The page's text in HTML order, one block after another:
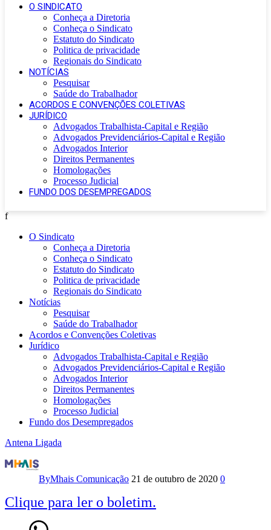
O SINDICATO
Conheça a Diretoria
Conheça o Sindicato
Estatuto do Sindicato
Politica de privacidade
Regionais do Sindicato
NOTÍCIAS
Pesquisar
Saúde do Trabalhador
ACORDOS E CONVENÇÕES COLETIVAS
JURÍDICO
Advogados Trabalhista-Capital e Região
Advogados Previdenciários-Capital e Região
Advogados Interior
Direitos Permanentes
Homologações
Processo Judicial
FUNDO DOS DESEMPREGADOS
f
O Sindicato
Conheça a Diretoria
Conheça o Sindicato
Estatuto do Sindicato
Politica de privacidade
Regionais do Sindicato
Notícias
Pesquisar
Saúde do Trabalhador
Acordos e Convenções Coletivas
Jurídico
Advogados Trabalhista-Capital e Região
Advogados Previdenciários-Capital e Região
Advogados Interior
Direitos Permanentes
Homologações
Processo Judicial
Fundo dos Desempregados
Antena Ligada
Boletim
Antena
Ligada
ByMhais Comunicação 21 de outubro de 2020 0
Clique para ler o boletim.